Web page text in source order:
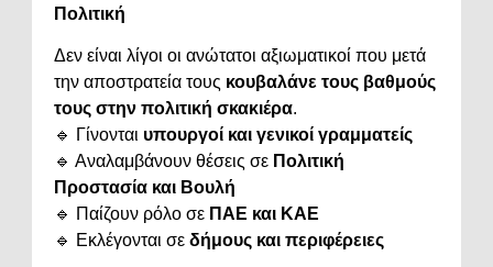
Πολιτική
Δεν είναι λίγοι οι ανώτατοι αξιωματικοί που μετά
την αποστρατεία τους κουβαλάνε τους βαθμούς
τους στην πολιτική σκακιέρα.
🔹 Γίνονται υπουργοί και γενικοί γραμματείς
🔹 Αναλαμβάνουν θέσεις σε Πολιτική
Προστασία και Βουλή
🔹 Παίζουν ρόλο σε ΠΑΕ και ΚΑΕ
🔹 Εκλέγονται σε δήμους και περιφέρειες